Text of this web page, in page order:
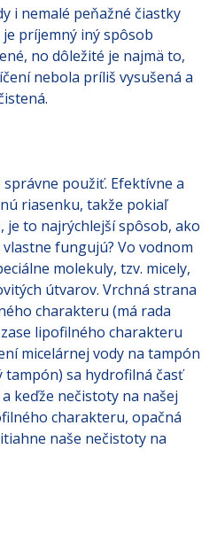
i nemalé peňažné čiastky
príjemný iný spôsob
no dôležité je najmä to,
nebola príliš vysušená a
použiť. Efektívne a
riasenku, takže pokiaľ
je to najrýchlejší spôsob, ako
fungujú? Vo vodnom
molekuly, tzv. micely,
útvarov. Vrchná strana
charakteru (má rada
lipofilného charakteru
micelárnej vody na tampón
sa hydrofilná časť
keďže nečistoty na našej
charakteru, opačná
naše nečistoty na